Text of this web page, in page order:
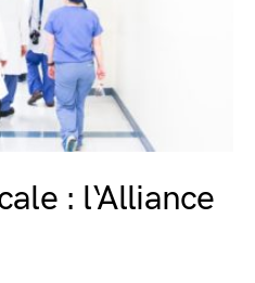
: l‘Alliance